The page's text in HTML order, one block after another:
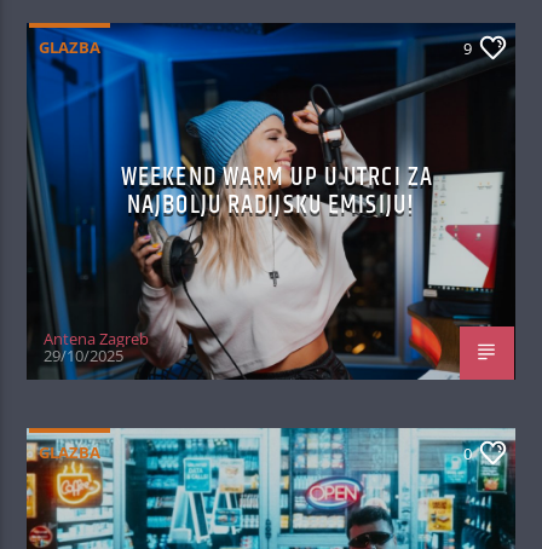
GLAZBA 9
WEEKEND WARM UP U UTRCI ZA
NAJBOLJU RADIJSKU EMISIJU!
Antena Zagreb
29/10/2025
GLAZBA 0